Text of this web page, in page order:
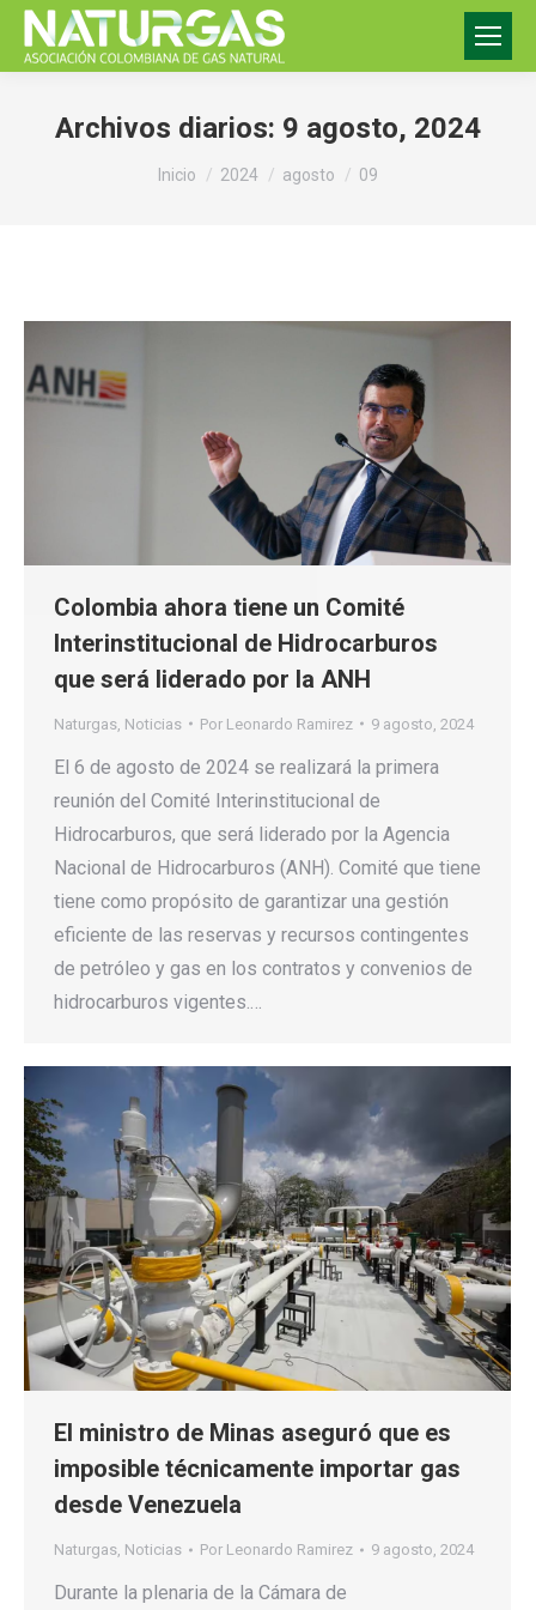
Archivos diarios: 9 agosto, 2024
Estás aquí:
Inicio 2024 agosto 09
Colombia ahora tiene un Comité
Interinstitucional de Hidrocarburos
que será liderado por la ANH
Naturgas Noticias Por Leonardo Ramirez 9 agosto, 2024
El 6 de agosto de 2024 se realizará la primera
reunión del Comité Interinstitucional de
Hidrocarburos, que será liderado por la Agencia
Nacional de Hidrocarburos (ANH). Comité que tiene
tiene como propósito de garantizar una gestión
eficiente de las reservas y recursos contingentes
de petróleo y gas en los contratos y convenios de
hidrocarburos vigentes.…
El ministro de Minas aseguró que es
imposible técnicamente importar gas
desde Venezuela
Naturgas, Noticias Por Leonardo Ramirez 9 agosto, 2024
Durante la plenaria de la Cámara de